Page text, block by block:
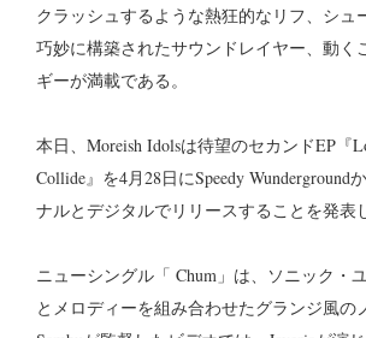
クラッシュするような熱狂的なリフ、シュ
巧妙に構築されたサウンドレイヤー、動く
ギーが満載である。
本日、Moreish Idolsは待望のセカンドEP『
Collide』を4月28日にSpeedy Wunderground
ナルとデジタルでリリースすることを発表
ニューシングル「 Chum」は、ソニック・
とメロディーを組み合わせたグランジ風の